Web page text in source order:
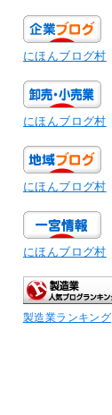
にほんブログ村
にほんブログ村
にほんブログ村
にほんブログ村
製造業ランキング